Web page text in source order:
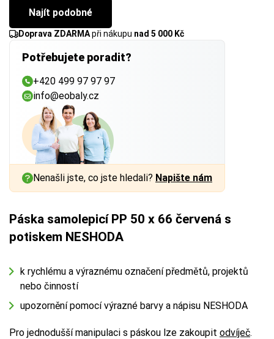
Najít podobné
Doprava ZDARMApři nákupu nad 5 000 Kč
Potřebujete poradit?
+420 499 97 97 97
info@eobaly.cz
Nenašli jste, co jste hledali? Napište nám
Páska samolepicí PP 50 x 66 červená s
potiskem NESHODA
k rychlému a výraznému označení předmětů, projektů
nebo činností
upozornění pomocí výrazné barvy a nápisu NESHODA
Pro jednodušší manipulaci s páskou lze zakoupit odvíječ.